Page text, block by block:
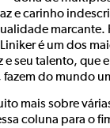
e carinho
marcante.
é um dos
e seu talento, que
fazem do mundo
mais sobre
coluna para o